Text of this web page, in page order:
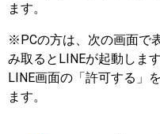
ます。
※PCの方は、次の画面で
み取るとLINEが起動します
LINE画面の「許可する」
ます。